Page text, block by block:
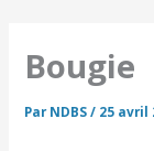
Bougie
ParNDBS/ 25 avril